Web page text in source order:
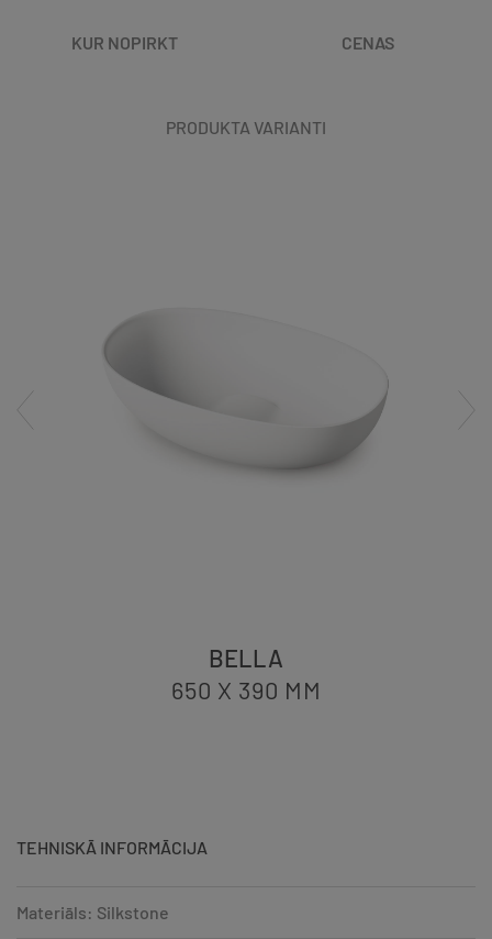
KUR NOPIRKT CENAS
PRODUKTA VARIANTI
BELLA
650 X 390 MM
TEHNISKĀ INFORMĀCIJA
Materiāls: Silkstone